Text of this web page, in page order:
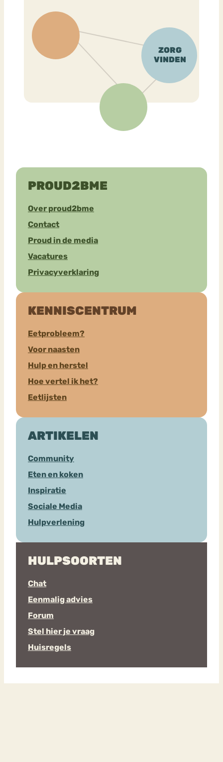
PROUD2BME
Over proud2bme
Contact
Proud in de media
Vacatures
Privacyverklaring
KENNISCENTRUM
Eetprobleem?
Voor naasten
Hulp en herstel
Hoe vertel ik het?
Eetlijsten
ARTIKELEN
Community
Eten en koken
Inspiratie
Sociale Media
Hulpverlening
HULPSOORTEN
Chat
Eenmalig advies
Forum
Stel hier je vraag
Huisregels